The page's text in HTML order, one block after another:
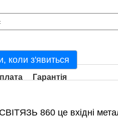
коли з'явиться
Гарантія
СВІТЯЗЬ 860 це вхідні